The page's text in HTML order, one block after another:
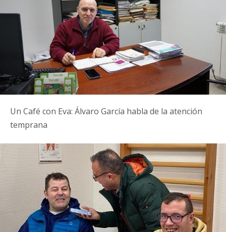
Un Café con Eva: Álvaro García habla de la atención
temprana